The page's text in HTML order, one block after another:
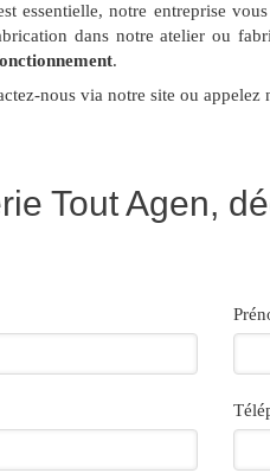
essentielle, notre entreprise
dans notre atelier ou
.
nous via notre site ou appelez
Tout Agen,